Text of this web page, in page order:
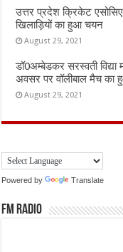
उत्तर प्रदेश क्रिकेट
खिलाड़ियों का हुआ चयन
August 29, 2021
डॉ0अम्बेडकर सरस्वती
अवसर पर वॉलीबाल मैच
August 29, 2021
Powered by Translate
FM Radio